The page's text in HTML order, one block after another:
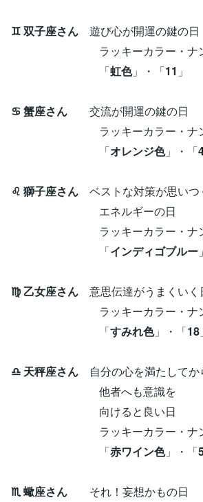
♊ 双子座さん 遊び心が開運の鍵の日
ラッキーカラー・ナン
「虹色」・「11 」
♋ 蟹座さん 交流が開運の鍵の日
ラッキーカラー・ナン
「オレンジ色」・「
♌ 獅子座さん ベストな対策が思いつ
エネルギーの日
ラッキーカラー・ナン
「インディゴブルー
♍ 乙女座さん 意思伝達がうまくいく
ラッキーカラー・ナン
「すみれ色」・「18
♎ 天秤座さん 自分の心を満たしてか
他者へも意識を
向けると良い日
ラッキーカラー・ナン
「赤ワイン色」・「
♏ 蠍座さん それ！妄想かもの日